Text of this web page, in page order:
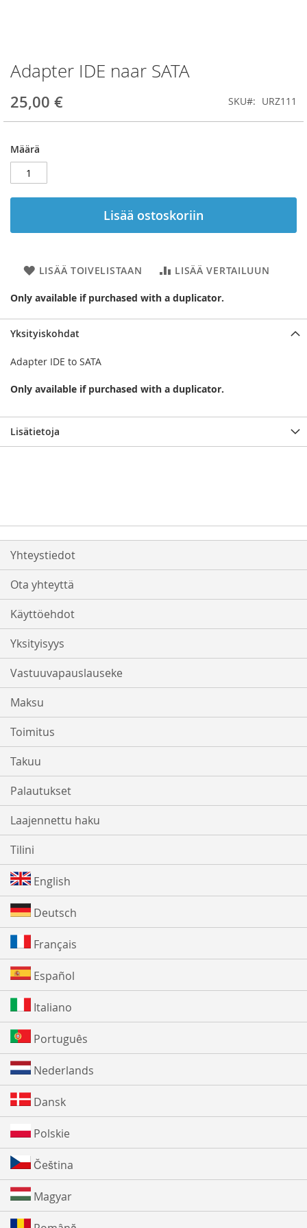
Adapter IDE naar SATA
25,00 € SKU URZ111
Määrä
Lisää ostoskoriin
LISÄÄ TOIVELISTAAN LISÄÄ VERTAILUUN
Only available if purchased with a duplicator.
Skip
to
the
beginning
of
images
gallery
Yksityiskohdat
Adapter IDE to SATA
Only available if purchased with a duplicator.
Lisätietoja
Yhteystiedot
Ota yhteyttä
Käyttöehdot
Yksityisyys
Vastuuvapauslauseke
Maksu
Toimitus
Takuu
Palautukset
Laajennettu haku
Tilini
English
Deutsch
Français
Español
Italiano
Português
Nederlands
Dansk
Polskie
Čeština
Magyar